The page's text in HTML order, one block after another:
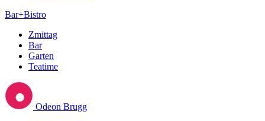
Bar+Bistro
Zmittag
Bar
Garten
Teatime
Odeon Brugg